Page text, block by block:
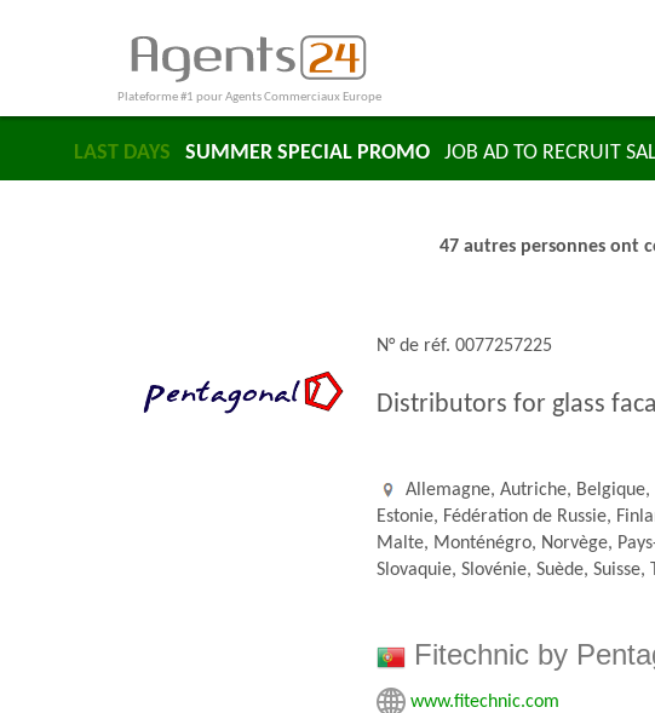
Plateforme #1 pour Agents Commerciaux Europe
LAST DAYS SUMMER SPECIAL PROMO JOB AD TO RECRUIT
47 autres personnes ont
N° de réf. 0077257225
Distributors for glass
Allemagne, Autriche, Belgique,
Estonie, Fédération de Russie,
Malte, Monténégro, Norvège,
Slovaquie, Slovénie, Suède,
Fitechnic by
www.fitechnic.com